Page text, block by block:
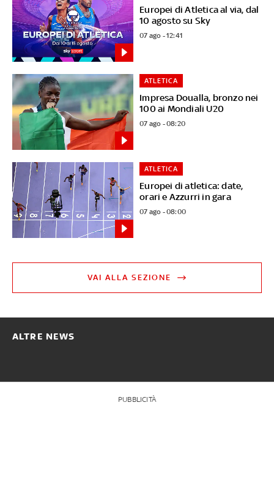
Europei di Atletica al via, dal
10 agosto su Sky
07 ago - 12:41
Impresa Doualla, bronzo nei
100 ai Mondiali U20
ATLETICA
07 ago - 08:20
Europei di atletica: date,
orari e Azzurri in gara
ATLETICA
07 ago - 08:00
VAI ALLA SEZIONE
ALTRE NEWS
PUBBLICITÀ